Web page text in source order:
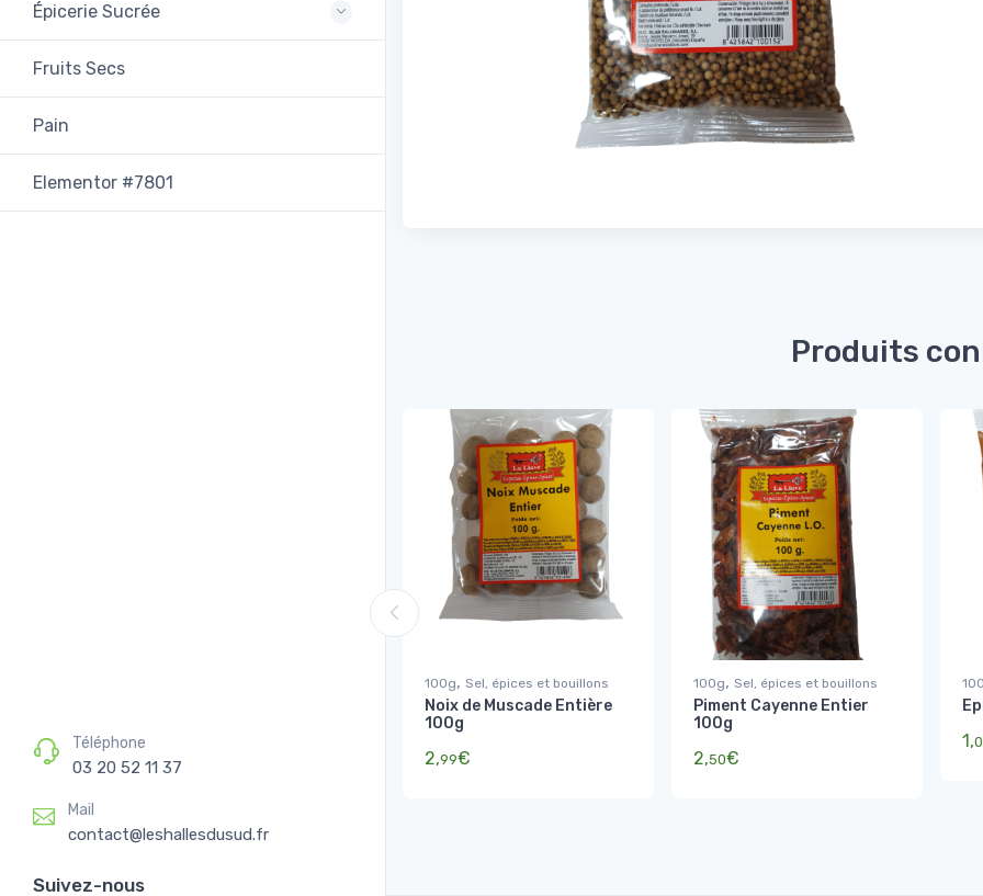
Épicerie Sucrée
Fruits Secs
Pain
Elementor #7801
Téléphone
03 20 52 11 37
Mail
contact@leshallesdusud.fr
Suivez-nous
Produits
100g, Sel, épices et bouillons
Noix de Muscade Entière
100g
2,99€
100g, Sel, épices et bouillons
Piment Cayenne Entier
100g
2,50€
1,